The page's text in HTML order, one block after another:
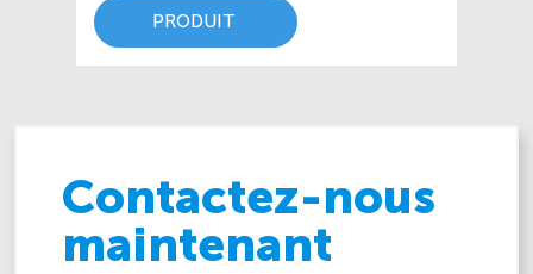
PRODUIT
Contactez-nous
maintenant